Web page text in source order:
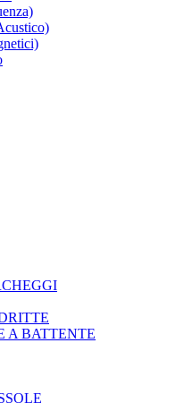
A BATTENTE